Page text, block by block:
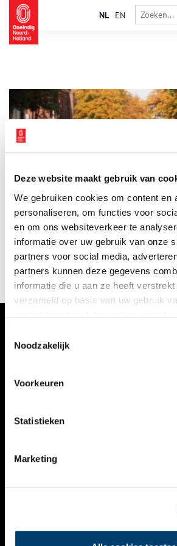
Deze website maakt gebruik van
We gebruiken cookies om content en
personaliseren, om functies voor
en om ons websiteverkeer te
informatie over uw gebruik van onze
partners voor social media,
partners kunnen deze gegevens
informatie die u aan ze heeft
verzameld op basis van uw gebruik
Noodzakelijk
Voorkeuren
Statistieken
Marketing
NL EN
Elke Hilversummer komt wel eens op de
winkel- en uitgaansstraat van de stad. Er
boetiekjes, gezellige restaurants en hippe
kent ook een boeiende geschiedenis, die
in een aantal monumentale panden. Wist
bakermat ligt van Hilversum als
bekende kunstenaar aan de Groest heeft
VERHALEN
KALENDER
THEMA’S
VIDEO’S
CONTACT